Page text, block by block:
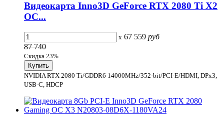
Видеокарта Inno3D GeForce RTX 2080 Ti X2
OC...
x 67 559 руб
87 740
Скидка 23%
NVIDIA RTX 2080 Ti/GDDR6 14000MHz/352-bit/PCI-E/HDMI, DPx3,
USB-C, HDCP